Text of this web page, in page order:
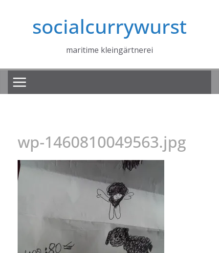
socialcurrywurst
maritime kleingärtnerei
wp-1460810049563.jpg